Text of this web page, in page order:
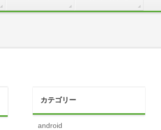
カテゴリー
android